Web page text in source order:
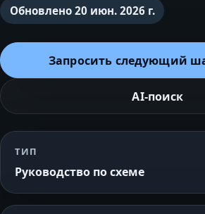
Обновлено 20 июн. 2026 г.
Запросить следующий
AI-поиск
ТИП
Руководство по схеме